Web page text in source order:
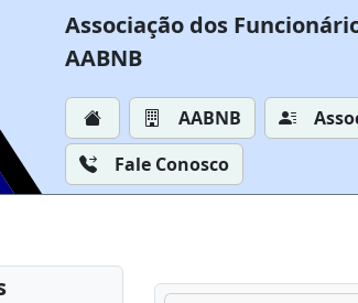
Associação dos
AABNB
AABNB
Fale Conosco